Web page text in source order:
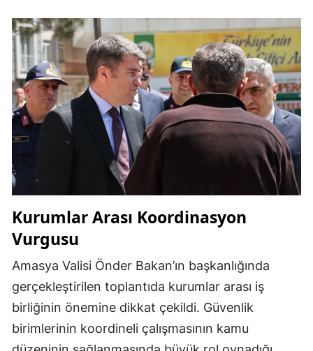
Kurumlar Arası Koordinasyon
Vurgusu
Amasya Valisi Önder Bakan’ın başkanlığında
gerçekleştirilen toplantıda kurumlar arası iş
birliğinin önemine dikkat çekildi. Güvenlik
birimlerinin koordineli çalışmasının kamu